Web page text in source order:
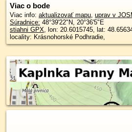
Viac o bode
Viac info: aktualizovať mapu, uprav v
Súradnice: 48°39'22"N, 20°36'5"E
stiahni GPX, lon: 20.6015745, lat:
locality: Krásnohorské Podhradie,